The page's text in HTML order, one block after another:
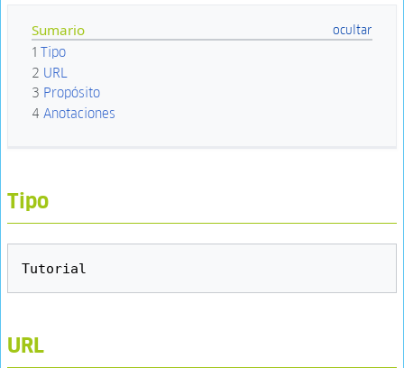
Sumario
1 Tipo
2 URL
3 Propósito
4 Anotaciones
Tipo
URL